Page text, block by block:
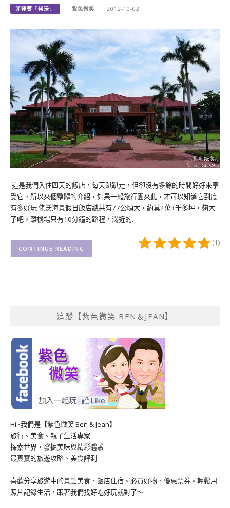
菲律賓「佬沃」 紫色微笑 2012-10-02
這是我們入住四天的飯店，每天趴趴走，但卻沒有多餘的時間好好來享
受它，所以來個整體的介紹，如果一般旅行團來此，才可以知道它到底
有多好玩 佬沃海景假日飯店總共有77公頃大，約莫2萬3千多坪，夠大
了吧，離機場只有10分鐘的路程，滿近的…
(1)
CONTINUE READING
追蹤【紫色微笑 BEN＆JEAN】
Hi~我們是【紫色微笑 Ben & Jean】
旅行、美食、親子生活專家
探索世界，發掘美味與精彩體驗
最真實的旅遊攻略、美食評測
喜歡分享旅遊中的景點美食、飯店住宿、必買好物、優惠票券。輕鬆用
照片記錄生活，跟著我們找好吃好玩就對了～